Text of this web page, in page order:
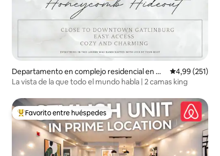
Departamento en complejo residencial en Ga
tlinburg
Calificación
4,99 (251)
La vista de la que todo el mundo habla | 2 camas king
Favorito entre los huéspedes más destacados
Favorito entre huéspedes